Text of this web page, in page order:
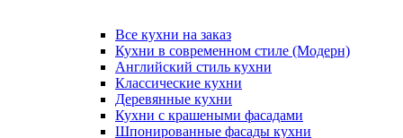
Все кухни на заказ
Кухни в современном стиле (Модерн)
Английский стиль кухни
Классические кухни
Деревянные кухни
Кухни с крашеными фасадами
Шпонированные фасады кухни